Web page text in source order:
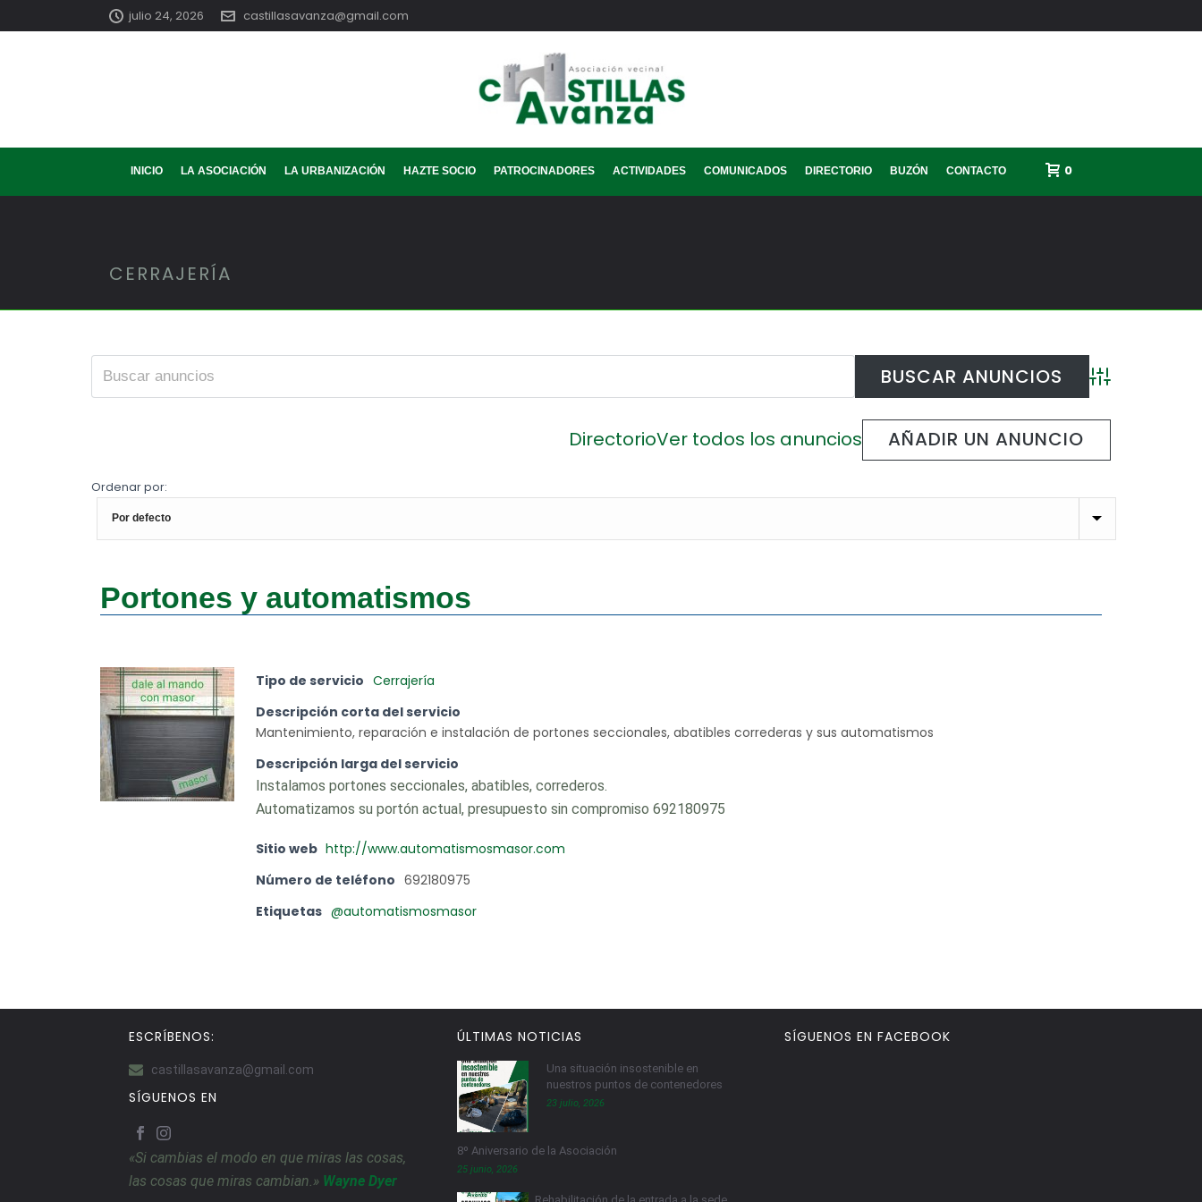
julio 24, 2026 castillasavanza@gmail.com
INICIO LA ASOCIACIÓN LA URBANIZACIÓN HAZTE SOCIO PATROCINADORES ACTIVIDADES COMUNICADOS DIRECTORIO BUZÓN CONTACTO 0
CERRAJERÍA
Búsqueda
DirectorioVer todos los anuncios AÑADIR UN ANUNCIO
Ordenar por:
Portones y automatismos
Tipo de servicio Cerrajería
Descripción corta del servicio
Mantenimiento, reparación e instalación de portones seccionales, abatibles correderas y sus automatismos
Descripción larga del servicio
Instalamos portones seccionales, abatibles, correderos.
Automatizamos su portón actual, presupuesto sin compromiso 692180975
Sitio web http://www.automatismosmasor.com
Número de teléfono 692180975
Etiquetas @automatismosmasor
ESCRÍBENOS:
castillasavanza@gmail.com
SÍGUENOS EN
«Si cambias el modo en que miras las cosas,
las cosas que miras cambian.» Wayne Dyer
ÚLTIMAS NOTICIAS
Una situación insostenible en
nuestros puntos de contenedores
23 julio, 2026
8º Aniversario de la Asociación
25 junio, 2026
SÍGUENOS EN FACEBOOK